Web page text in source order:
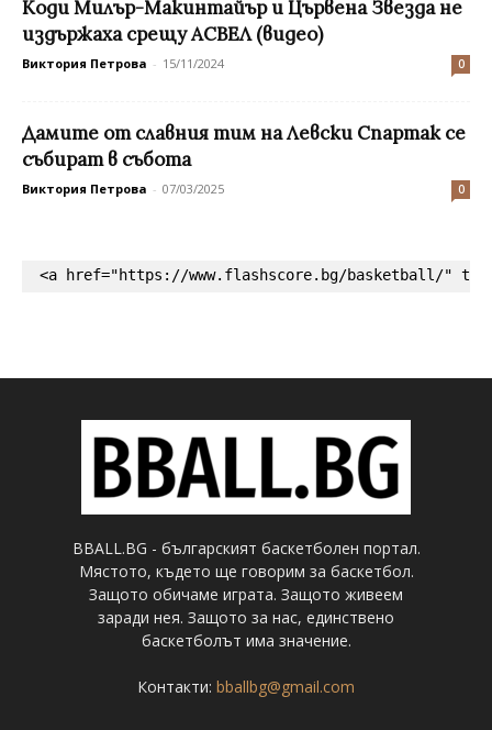
Коди Милър-Макинтайър и Цървена Звезда не
издържаха срещу АСВЕЛ (видео)
Виктория Петрова - 15/11/2024 0
Дамите от славния тим на Левски Спартак се
събират в събота
Виктория Петрова - 07/03/2025 0
<a href="https://www.flashscore.bg/basketball/"
BBALL.BG - българският баскетболен портал.
Мястото, където ще говорим за баскетбол.
Защото обичаме играта. Защото живеем
заради нея. Защото за нас, единствено
баскетболът има значение.
Контакти: bballbg@gmail.com